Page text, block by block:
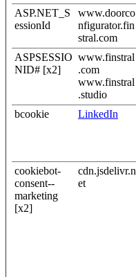
ASP.NET_S
essionId
www.doorco
nfigurator.fin
stral.com
ASPSESSIO
NID# [x2]
www.finstral
.com
www.finstral
.studio
bcookie LinkedIn
cookiebot-
consent--
marketing
[x2]
cdn.jsdelivr.n
et